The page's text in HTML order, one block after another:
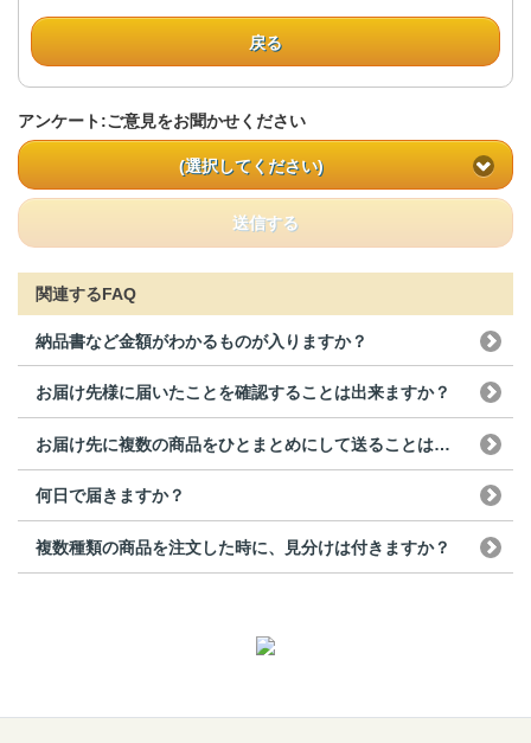
戻る
アンケート:ご意見をお聞かせください
(選択してください)
送信する
関連するFAQ
納品書など金額がわかるものが入りますか？
お届け先様に届いたことを確認することは出来ますか？
お届け先に複数の商品をひとまとめにして送ることは出来ますか？
何日で届きますか？
複数種類の商品を注文した時に、見分けは付きますか？